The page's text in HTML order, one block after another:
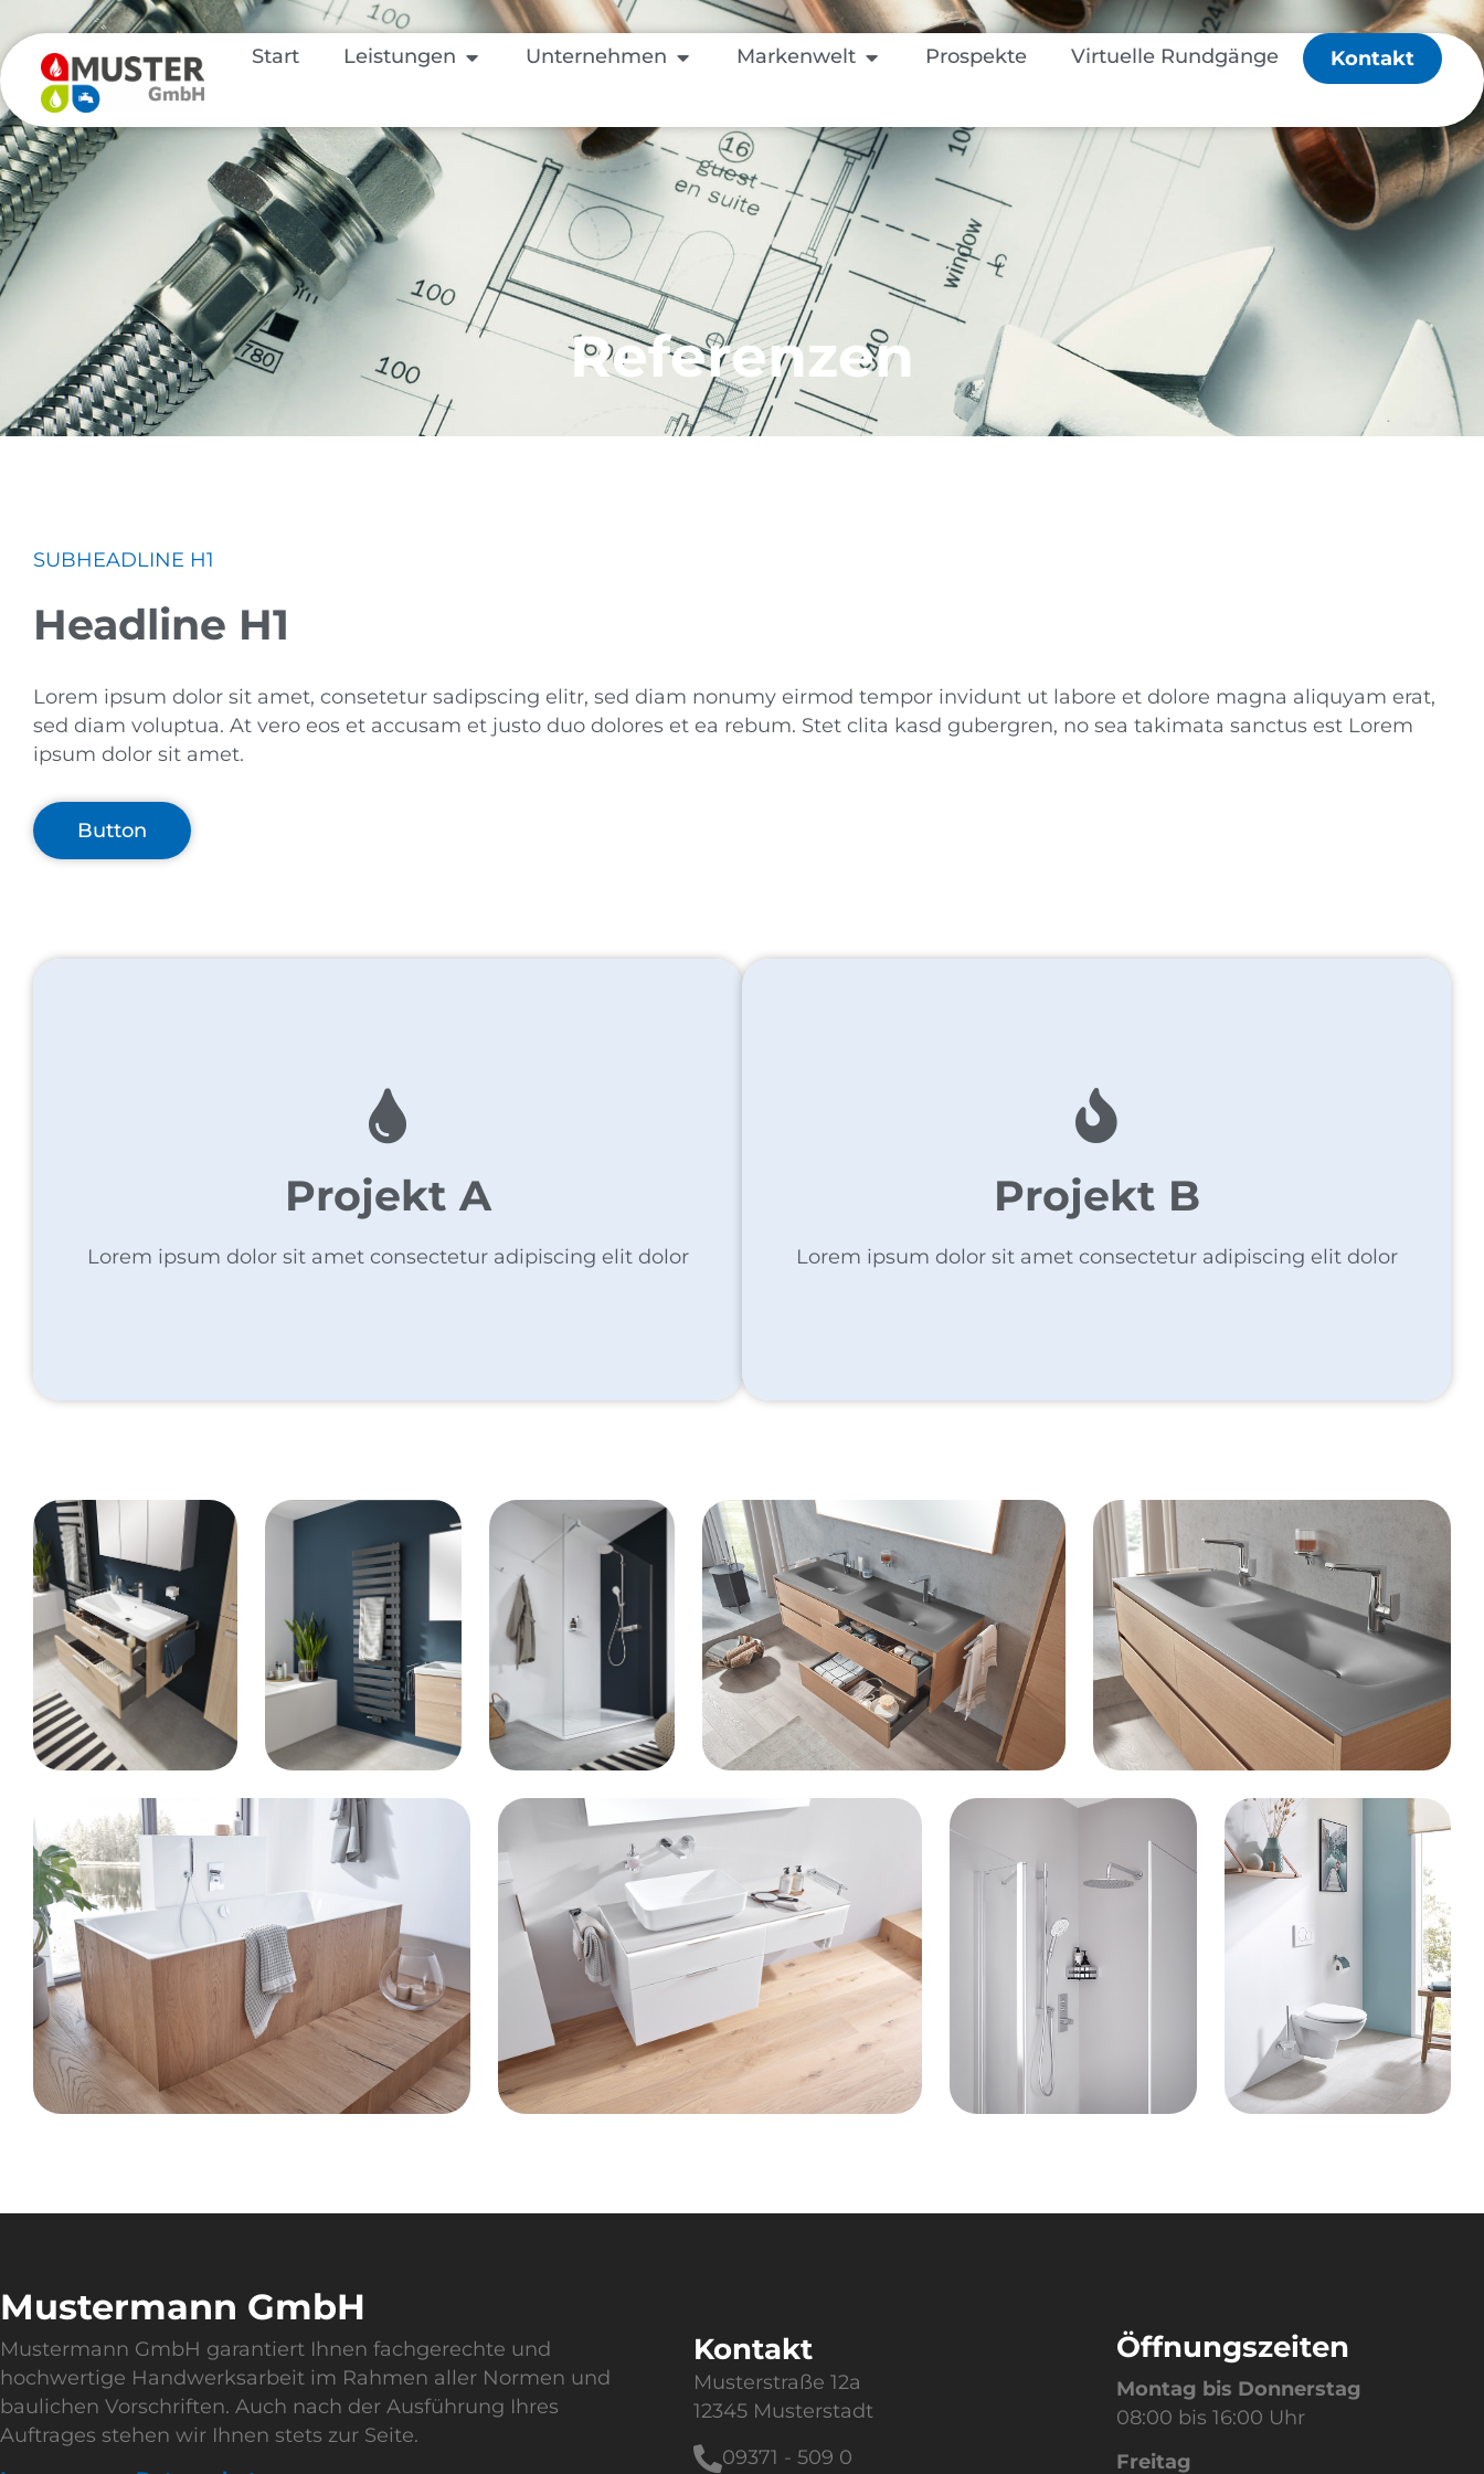
Start Leistungen Unternehmen Markenwelt Prospekte Virtuelle Rundgänge Kontakt
Referenzen
SUBHEADLINE H1
Headline H1
Lorem ipsum dolor sit amet, consetetur sadipscing elitr, sed diam nonumy eirmod tempor invidunt ut labore et dolore magna aliquyam erat,
sed diam voluptua. At vero eos et accusam et justo duo dolores et ea rebum. Stet clita kasd gubergren, no sea takimata sanctus est Lorem
ipsum dolor sit amet.
Button
Projekt A
Lorem ipsum dolor sit amet consectetur adipiscing elit dolor
Projekt B
Lorem ipsum dolor sit amet consectetur adipiscing elit dolor
Mustermann GmbH
Mustermann GmbH garantiert Ihnen fachgerechte und
hochwertige Handwerksarbeit im Rahmen aller Normen und
baulichen Vorschriften. Auch nach der Ausführung Ihres
Auftrages stehen wir Ihnen stets zur Seite.
Kontakt
Musterstraße 12a
12345 Musterstadt
09371 - 509 0
Öffnungszeiten
Montag bis Donnerstag
08:00 bis 16:00 Uhr
Freitag